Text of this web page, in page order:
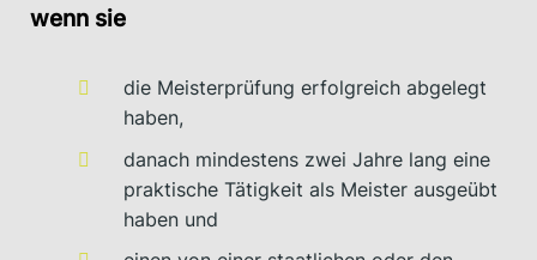
wenn sie
die Meisterprüfung erfolgreich abgelegt
haben,
danach mindestens zwei Jahre lang eine
praktische Tätigkeit als Meister ausgeübt
haben und